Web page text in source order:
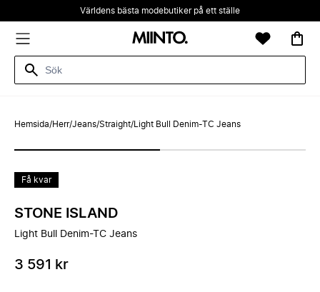
Världens bästa modebutiker på ett ställe
Hemsida/Herr/Jeans/Straight/ Light Bull Denim-TC Jeans
Få kvar
STONE ISLAND
Light Bull Denim-TC Jeans
3 591 kr